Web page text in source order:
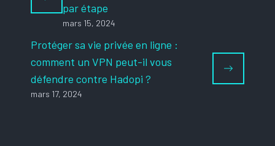
par étape
mars 15, 2024
Protéger sa vie privée en ligne :
comment un VPN peut-il vous
défendre contre Hadopi ?
mars 17, 2024